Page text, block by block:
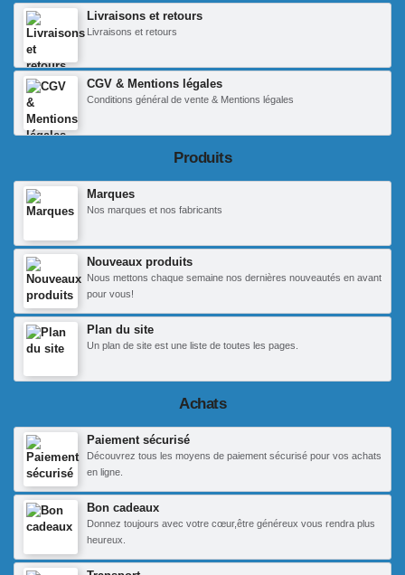
Livraisons et retours
Livraisons et retours
CGV & Mentions légales
Conditions général de vente & Mentions légales
Produits
Marques
Nos marques et nos fabricants
Nouveaux produits
Nous mettons chaque semaine nos dernières nouveautés en avant
pour vous!
Plan du site
Un plan de site est une liste de toutes les pages.
Achats
Paiement sécurisé
Découvrez tous les moyens de paiement sécurisé pour vos achats
en ligne.
Bon cadeaux
Donnez toujours avec votre cœur,être généreux vous rendra plus
heureux.